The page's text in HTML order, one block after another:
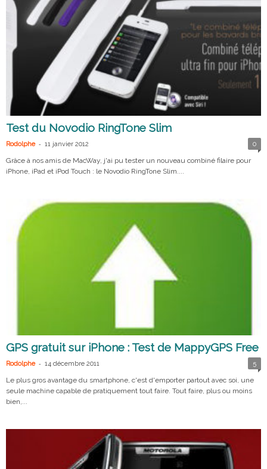
Test du Novodio RingTone Slim
Rodolphe - 11 janvier 2012 0
Grâce à nos amis de MacWay, j'ai pu tester un nouveau combiné filaire pour
iPhone, iPad et iPod Touch : le Novodio RingTone Slim....
GPS gratuit sur iPhone : Test de MappyGPS Free
Rodolphe - 14 décembre 2011 5
Le plus gros avantage du smartphone, c'est d'emporter partout avec soi, une
seule machine capable de pratiquement tout faire. Tout faire, plus ou moins
bien,...